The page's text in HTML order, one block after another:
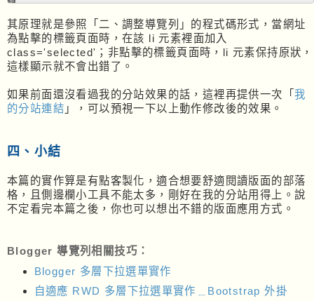
其原理就是參照「二、調整導覽列」的程式碼形式，當網址
為點擊的標籤頁面時，在該 li 元素裡面加入
class='selected'；非點擊的標籤頁面時，li 元素保持原狀，
這樣顯示就不會出錯了。
如果前面還沒看過我的分站效果的話，這裡再提供一次「 我
的分站連結 」，可以預視一下以上動作修改後的效果。
四、小結
本篇的實作算是有點客製化，適合想要舒適閱讀版面的部落
格，且側邊欄小工具不能太多，剛好在我的分站用得上。說
不定看完本篇之後，你也可以想出不錯的版面應用方式。
Blogger 導覽列相關技巧：
Blogger 多層下拉選單實作
自適應 RWD 多層下拉選單實作﹍Bootstrap 外掛